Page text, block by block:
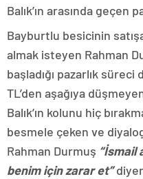
Balık’ın arasında geçen
Bayburtlu besicinin
almak isteyen Rahman
başladığı pazarlık
TL’den aşağıya
Balık’ın kolunu hiç
besmele çeken ve
Rahman Durmuş “İsmail
benim için zarar et”